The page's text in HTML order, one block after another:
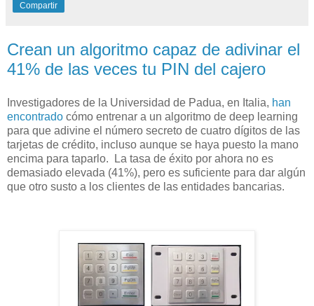
Compartir
Crean un algoritmo capaz de adivinar el
41% de las veces tu PIN del cajero
Investigadores de la Universidad de Padua, en Italia, han
encontrado cómo entrenar a un algoritmo de deep learning
para que adivine el número secreto de cuatro dígitos de las
tarjetas de crédito, incluso aunque se haya puesto la mano
encima para taparlo. La tasa de éxito por ahora no es
demasiado elevada (41%), pero es suficiente para dar algún
que otro susto a los clientes de las entidades bancarias.